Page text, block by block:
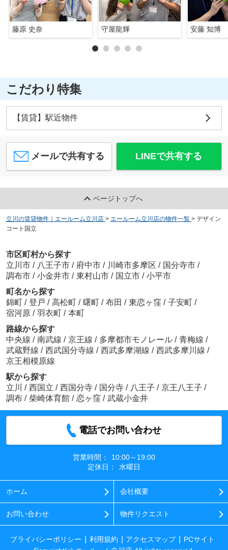
藤原 史奈 守屋龍輝 安藤 知博
こだわり特集
【賃貸】駅近物件
メールで共有する LINEで共有する
ページトップへ
立川の賃貸物件｜エールーム立川店 > エールーム立川店の物件一覧 > デザイン
コート国立
市区町村から探す
立川市 / 八王子市 / 府中市 / 川崎市多摩区 / 国分寺市 /
調布市 / 小金井市 / 東村山市 / 国立市 / 小平市
町名から探す
錦町 / 登戸 / 高松町 / 曙町 / 布田 / 東恋ヶ窪 / 子安町 /
宿河原 / 羽衣町 / 本町
路線から探す
中央線 / 南武線 / 京王線 / 多摩都市モノレール / 青梅線 /
武蔵野線 / 西武国分寺線 / 西武多摩湖線 / 西武多摩川線 /
京王相模原線
駅から探す
立川
/ 西国立 / 西国分寺 / 国分寺 / 八王子 / 京王八王子 /
調布 / 柴崎体育館 / 恋ヶ窪 / 武蔵小金井
電話でお問い合わせ
営業時間：
10:00～19:00
定休日：
水曜日
ホーム 会社概要
お問い合わせ 物件リクエスト
プライバシーポリシー 利用規約 アクセスマップ
PCサイト